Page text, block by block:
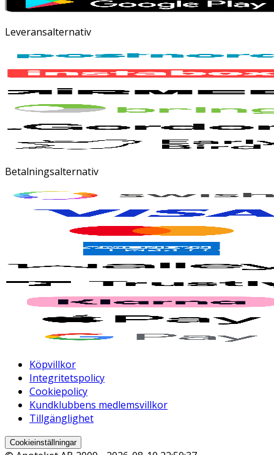
Leveransalternativ
Betalningsalternativ
Köpvillkor
Integritetspolicy
Cookiepolicy
Kundklubbens medlemsvillkor
Tillgänglighet
Cookieinställningar